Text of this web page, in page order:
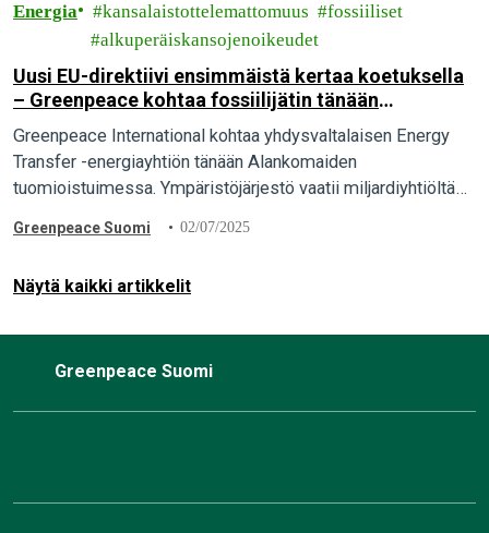
Energia kansalaistottelemattomuus
fossiiliset
alkuperäiskansojenoikeudet
Uusi EU-direktiivi ensimmäistä kertaa koetuksella
– Greenpeace kohtaa fossiilijätin tänään
oikeudessa Alankomaissa
Greenpeace International kohtaa yhdysvaltalaisen Energy
Transfer -energiayhtiön tänään Alankomaiden
tuomioistuimessa. Ympäristöjärjestö vaatii miljardiyhtiöltä
vedoten ensimmäisenä EU:n uuteen anti-SLAPP-direktiiviin,
sananvapautta suuryritysten…
Greenpeace Suomi 02/07/2025
Näytä kaikki artikkelit
Greenpeace Suomi